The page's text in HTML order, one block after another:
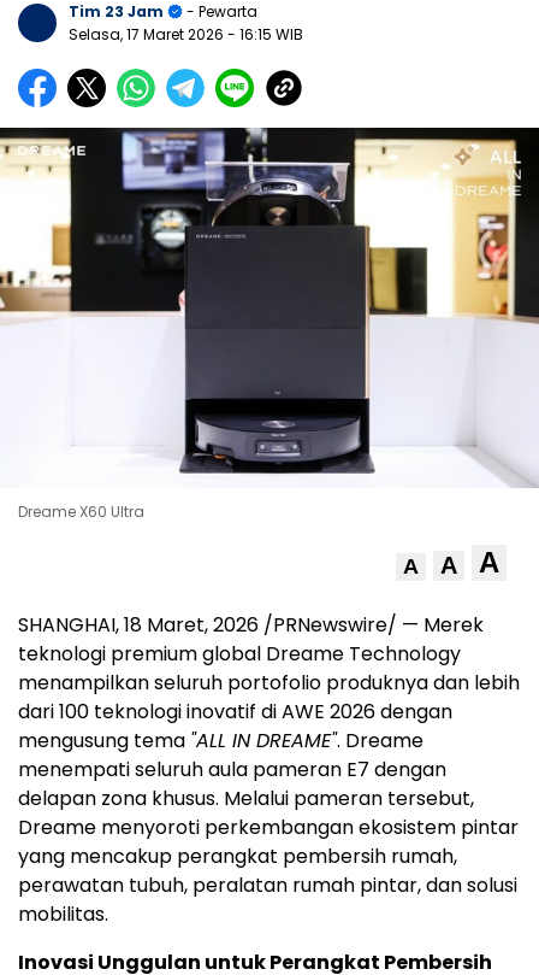
Tim 23 Jam
- Pewarta
Selasa, 17 Maret 2026 - 16:15 WIB
Dreame X60 Ultra
A A A
SHANGHAI,18 Maret, 2026 /PRNewswire/ — Merek
teknologi premium global Dreame Technology
menampilkan seluruh portofolio produknya dan lebih
dari 100 teknologi inovatif di AWE 2026 dengan
mengusung tema "ALL IN DREAME". Dreame
menempati seluruh aula pameran E7 dengan
delapan zona khusus. Melalui pameran tersebut,
Dreame menyoroti perkembangan ekosistem pintar
yang mencakup perangkat pembersih rumah,
perawatan tubuh, peralatan rumah pintar, dan solusi
mobilitas.
Inovasi Unggulan untuk Perangkat Pembersih